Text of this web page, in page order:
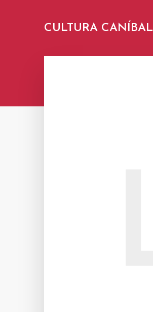
CULTURA CANÍBAL